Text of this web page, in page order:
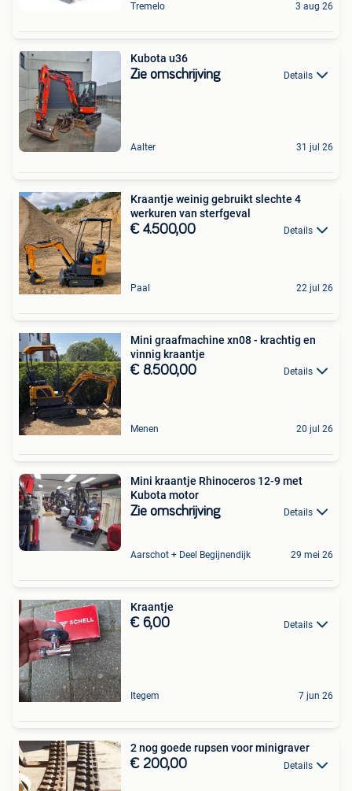
Tremelo 3 aug 26
Kubota u36
Zie omschrijving Details
Aalter 31 jul 26
Kraantje weinig gebruikt slechte 4
werkuren van sterfgeval
€ 4.500,00 Details
Paal 22 jul 26
Mini graafmachine xn08 - krachtig en
vinnig kraantje
€ 8.500,00 Details
Menen 20 jul 26
Mini kraantje Rhinoceros 12-9 met
Kubota motor
Zie omschrijving Details
Aarschot + Deel Begijnendijk 29 mei 26
Kraantje
€ 6,00 Details
Itegem 7 jun 26
2 nog goede rupsen voor minigraver
€ 200,00 Details